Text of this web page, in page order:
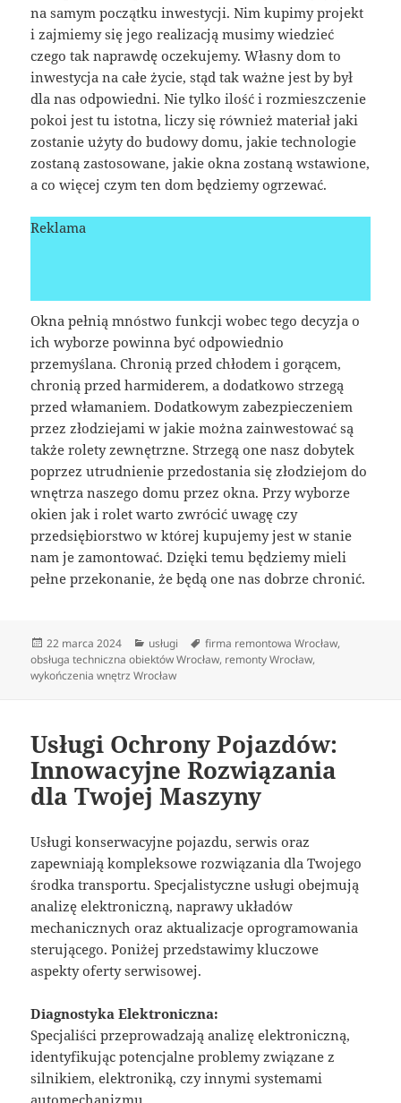
na samym początku inwestycji. Nim kupimy projekt
i zajmiemy się jego realizacją musimy wiedzieć
czego tak naprawdę oczekujemy. Własny dom to
inwestycja na całe życie, stąd tak ważne jest by był
dla nas odpowiedni. Nie tylko ilość i rozmieszczenie
pokoi jest tu istotna, liczy się również materiał jaki
zostanie użyty do budowy domu, jakie technologie
zostaną zastosowane, jakie okna zostaną wstawione,
a co więcej czym ten dom będziemy ogrzewać.
Reklama
Okna pełnią mnóstwo funkcji wobec tego decyzja o
ich wyborze powinna być odpowiednio
przemyślana. Chronią przed chłodem i gorącem,
chronią przed harmiderem, a dodatkowo strzegą
przed włamaniem. Dodatkowym zabezpieczeniem
przez złodziejami w jakie można zainwestować są
także rolety zewnętrzne. Strzegą one nasz dobytek
poprzez utrudnienie przedostania się złodziejom do
wnętrza naszego domu przez okna. Przy wyborze
okien jak i rolet warto zwrócić uwagę czy
przedsiębiorstwo w której kupujemy jest w stanie
nam je zamontować. Dzięki temu będziemy mieli
pełne przekonanie, że będą one nas dobrze chronić.
Data
publikacji
22 marca 2024 Kategorie
usługi Tagi
firma remontowa Wrocław,
obsługa techniczna obiektów Wrocław, remonty Wrocław,
wykończenia wnętrz Wrocław
Usługi Ochrony Pojazdów:
Innowacyjne Rozwiązania
dla Twojej Maszyny
Usługi konserwacyjne pojazdu, serwis oraz
zapewniają kompleksowe rozwiązania dla Twojego
środka transportu. Specjalistyczne usługi obejmują
analizę elektroniczną, naprawy układów
mechanicznych oraz aktualizacje oprogramowania
sterującego. Poniżej przedstawimy kluczowe
aspekty oferty serwisowej.
Diagnostyka Elektroniczna:
Specjaliści przeprowadzają analizę elektroniczną,
identyfikując potencjalne problemy związane z
silnikiem, elektroniką, czy innymi systemami
automechanizmu.